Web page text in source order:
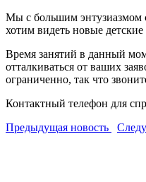
Мы с большим энтузиазмом
хотим видеть новые
Время занятий в данный
отталкиваться от ваших
ограниченно, так что
Контактный телефон для
Предыдущая новость